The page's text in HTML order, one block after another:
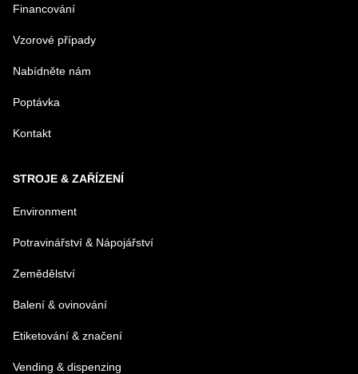
MENO
E-MAIL
TELEFÓN
Financování
Vzorové případy
Nabídněte nám
Poptávka
Kontakt
STROJE & ZAŘÍZENÍ
Environment
Potravinářství & Nápojářství
Zemědělství
Balení & ovinování
Etiketování & značení
Vending & dispenzing